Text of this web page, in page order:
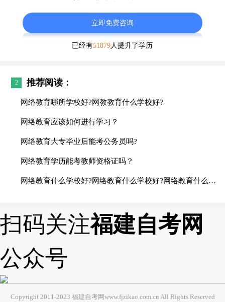
立即免费咨询
已经有51879人提升了学历
2 推荐阅读：
网络教育哪所学校好?网教教育什么学校好?
网络教育应该如何进行学习？
网络教育大专毕业后能考公务员吗?
网络教育学历能考教师资格证吗？
网络教育什么学校好?网络教育什么学校好?网络教育什么学校好?网络教育什么学校好?网络教育什么学校好?
扫码关注福建自考网
公众号
Copyright 2011-2023 福建自考网www.fjzikao.com.cn All Rights Reserved